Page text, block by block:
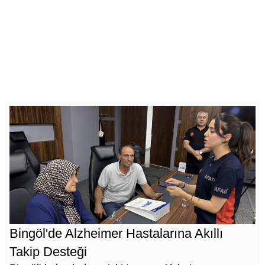
Bingöl'de Alzheimer Hastalarına Akıllı
Takip Desteği